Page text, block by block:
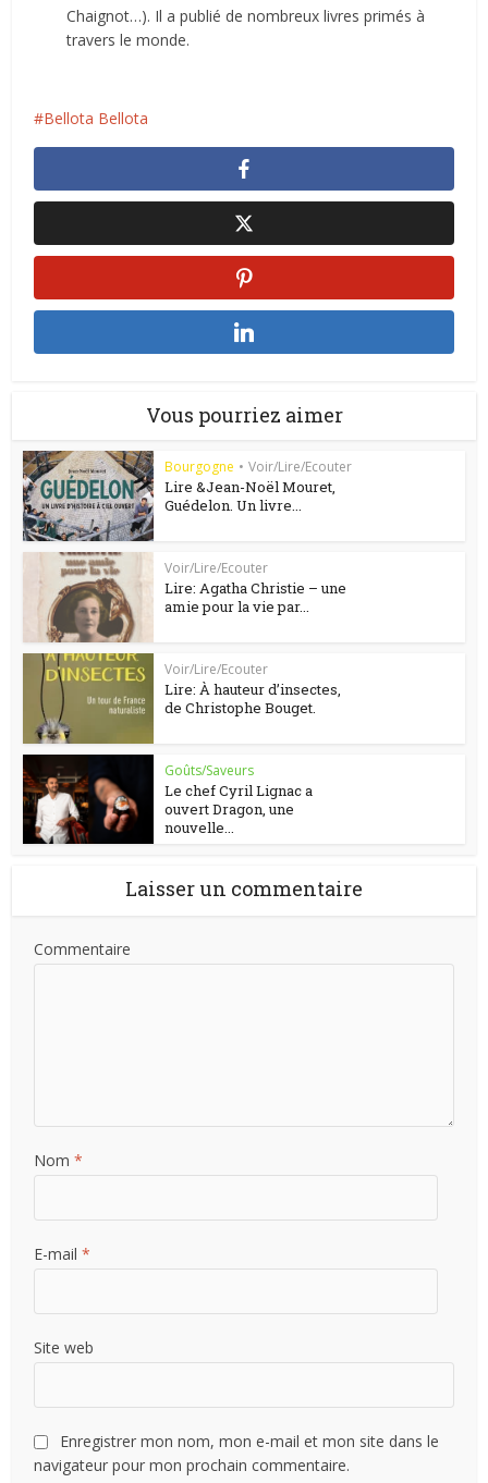
Chaignot…). Il a publié de nombreux livres primés à
travers le monde.
Bellota Bellota
Vous pourriez aimer
Bourgogne • Voir/Lire/Ecouter
Lire &Jean-Noël Mouret,
Guédelon. Un livre...
Voir/Lire/Ecouter
Lire: Agatha Christie – une
amie pour la vie par...
Voir/Lire/Ecouter
Lire: À hauteur d’insectes,
de Christophe Bouget.
Goûts/Saveurs
Le chef Cyril Lignac a
ouvert Dragon, une
nouvelle...
Laisser un commentaire
Commentaire
Nom*
E-mail*
Site web
Enregistrer mon nom, mon e-mail et mon site dans le
navigateur pour mon prochain commentaire.